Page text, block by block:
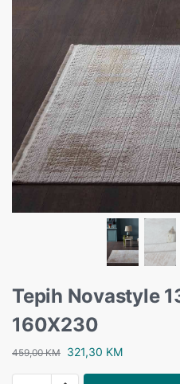
Tepih Novastyle
160X230
459,00KM 321,30 KM